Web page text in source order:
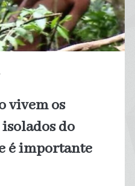
vivem os
do
é importante